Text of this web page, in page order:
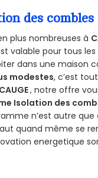
des combles
plus nombreuses à
valable pour tous les
dans une maison
modestes, c’est
CAUGE, notre offre
Isolation des
n’est autre que
quand même se
energetique